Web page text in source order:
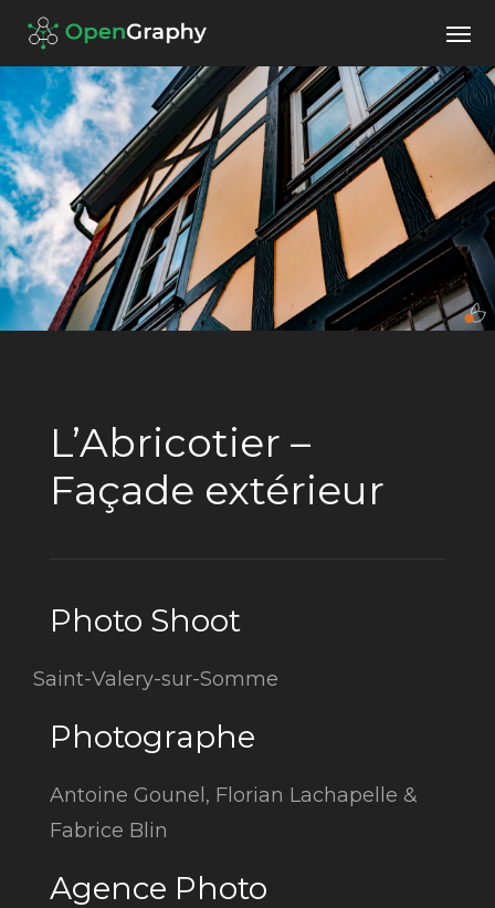
L’Abricotier –
Façade extérieur
Photo Shoot
Saint-Valery-sur-Somme
Photographe
Antoine Gounel, Florian Lachapelle &
Fabrice Blin
Agence Photo